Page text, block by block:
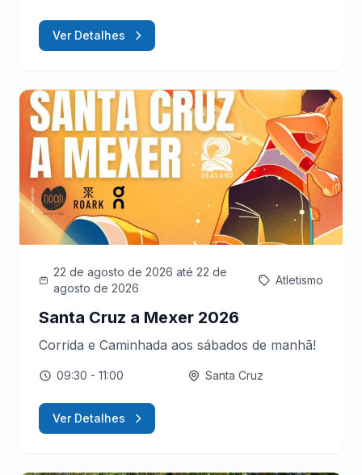
Ver Detalhes
22 de agosto de 2026 até 22 de
agosto de 2026
Atletismo
Santa Cruz a Mexer 2026
Corrida e Caminhada aos sábados de manhã!
09:30 - 11:00 Santa Cruz
Ver Detalhes